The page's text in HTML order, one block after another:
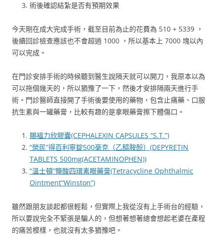
術後確認結紮是否有預期效果
今天剛在成大完成手術，截至目前為止的花費為 510 + 5339 ，
後續回診檢查應該也不會超過 1000 ，所以基本上 7000 塊以內
可以完成。
在門診安排手術的時候聽到醫生說隔天就可以開刀，我原本以為
可以拖個幾天的，所以猶豫了一下，然後才安排隔兩天進行手
術。門診醫師直接開了手術後要使用的藥物，包含止痛藥、口服
抗生素與一罐藥膏，比較有趣的是拿眼藥膏擦下體傷口。
賜福力欣膠囊(CEPHALEXIN CAPSULES “S.T.”)
“榮民”得百利寧錠500毫克（乙醯胺酚）(DEPYRETIN
TABLETS 500mg(ACETAMINOPHEN))
“溫士頓”鹽酸四環素眼藥膏(Tetracycline Ophthalmic
Ointment“Winston”)
雖然跟朋友談起都很輕鬆，但實際上我從沒有上手術台的經驗，
所以要說完全不緊張是騙人的，但想著想著總會想起老婆在產程
的痛苦模樣，也就沒有太多猶豫吧。